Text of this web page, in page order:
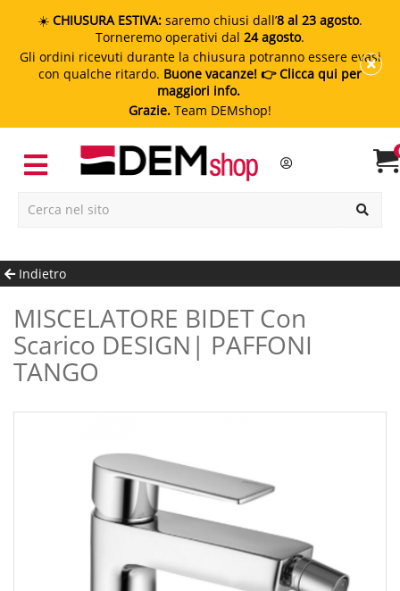
☀️ CHIUSURA ESTIVA: saremo chiusi dall’8 al 23 agosto.
Torneremo operativi dal 24 agosto.
Gli ordini ricevuti durante la chiusura potranno essere evasi
con qualche ritardo. Buone vacanze! 👉 Clicca qui per
maggiori info.
Grazie. Team DEMshop!
Indietro
MISCELATORE BIDET Con
Scarico DESIGN| PAFFONI
TANGO